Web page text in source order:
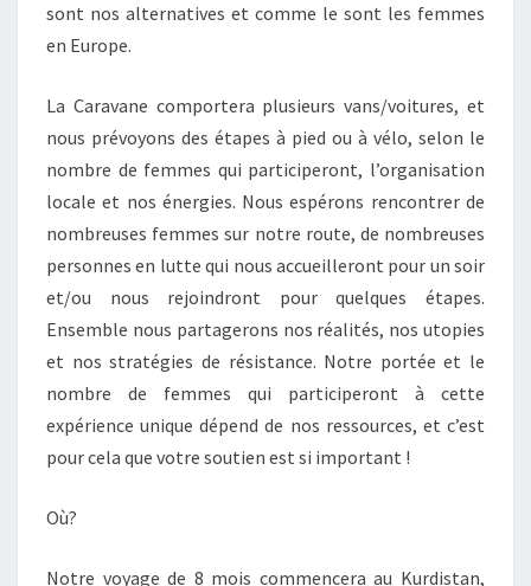
sont nos alternatives et comme le sont les femmes
en Europe.
La Caravane comportera plusieurs vans/voitures, et
nous prévoyons des étapes à pied ou à vélo, selon le
nombre de femmes qui participeront, l’organisation
locale et nos énergies. Nous espérons rencontrer de
nombreuses femmes sur notre route, de nombreuses
personnes en lutte qui nous accueilleront pour un soir
et/ou nous rejoindront pour quelques étapes.
Ensemble nous partagerons nos réalités, nos utopies
et nos stratégies de résistance. Notre portée et le
nombre de femmes qui participeront à cette
expérience unique dépend de nos ressources, et c’est
pour cela que votre soutien est si important !
Où?
Notre voyage de 8 mois commencera au Kurdistan,